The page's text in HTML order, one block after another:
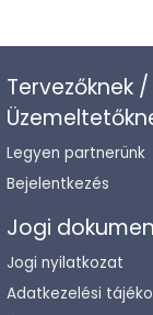
Tervezőknek
Legyen partnerünk
Bejelentkezés
Jogi
Jogi nyilatkozat
Adatkezelési